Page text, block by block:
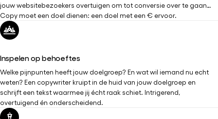
jouw websitebezoekers overtuigen om tot conversie over te gaan…
Copy moet een doel dienen: een doel met een € ervoor.
Inspelen op behoeftes
Welke pijnpunten heeft jouw doelgroep? En wat wil iemand nu echt
weten? Een copywriter kruipt in de huid van jouw doelgroep en
schrijft een tekst waarmee jij écht raak schiet. Intrigerend,
overtuigend én onderscheidend.